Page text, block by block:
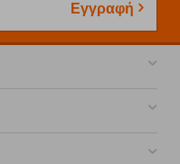
Εγγραφή